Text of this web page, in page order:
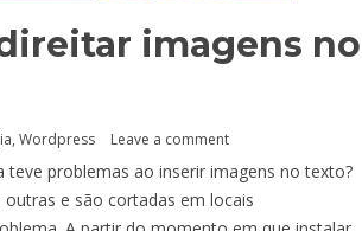
imagens no
, Wordpress Leave a comment
problemas ao inserir imagens no texto?
e são cortadas em locais